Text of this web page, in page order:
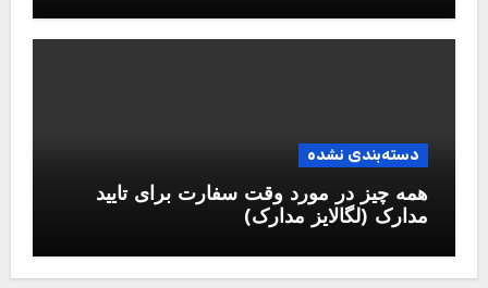
دسته‌بندی نشده
همه چیز در مورد وقت سفارت برای تایید
مدارک (لگالایز مدارک)